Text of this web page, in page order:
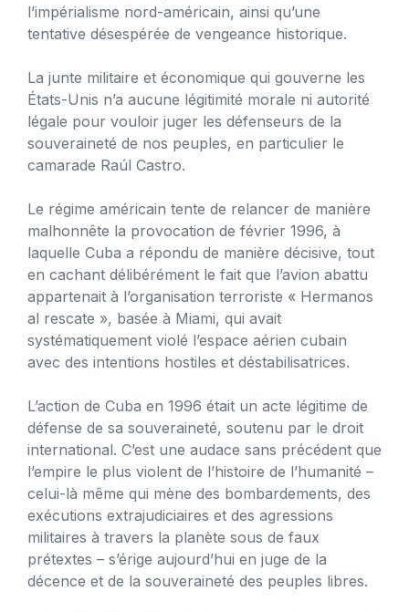
l’impérialisme nord-américain, ainsi qu’une
tentative désespérée de vengeance historique.
La junte militaire et économique qui gouverne les
États-Unis n’a aucune légitimité morale ni autorité
légale pour vouloir juger les défenseurs de la
souveraineté de nos peuples, en particulier le
camarade Raúl Castro.
Le régime américain tente de relancer de manière
malhonnête la provocation de février 1996, à
laquelle Cuba a répondu de manière décisive, tout
en cachant délibérément le fait que l’avion abattu
appartenait à l’organisation terroriste « Hermanos
al rescate », basée à Miami, qui avait
systématiquement violé l’espace aérien cubain
avec des intentions hostiles et déstabilisatrices.
L’action de Cuba en 1996 était un acte légitime de
défense de sa souveraineté, soutenu par le droit
international. C’est une audace sans précédent que
l’empire le plus violent de l’histoire de l’humanité –
celui-là même qui mène des bombardements, des
exécutions extrajudiciaires et des agressions
militaires à travers la planète sous de faux
prétextes – s’érige aujourd’hui en juge de la
décence et de la souveraineté des peuples libres.